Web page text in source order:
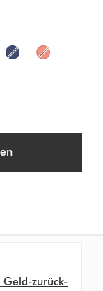
Geld-zurück-